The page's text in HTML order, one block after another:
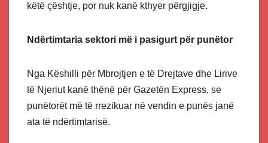
këtë çështje, por nuk kanë kthyer përgjigje.
Ndërtimtaria sektori më i pasigurt për punëtor
Nga Këshilli për Mbrojtjen e të Drejtave dhe Lirive
të Njeriut kanë thënë për Gazetën Express, se
punëtorët më të rrezikuar në vendin e punës janë
ata të ndërtimtarisë.